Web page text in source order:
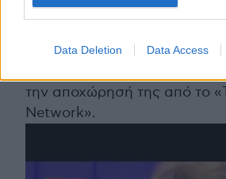
Data Deletion Data Access
ευθύνες σε άλλους, αντί να
απολογία είχε ως
την αποχώρησή της από το
Network».